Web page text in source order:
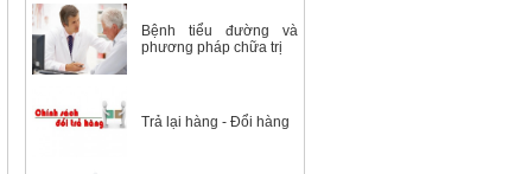
Instant
Máy tạo oxy 3 lít 7F-3E Yuwell
Máy tạo oxy 5 lít/ phút Yuwell 7F-5
Nhiệt Kế Ẩm Kế Tự Ghi Elitech RC-4HC
Giường đa chức năng 2 tay quay
XE LĂN ĐIỆN A95 AKIKO
Bệnh tiểu đường và
phương pháp chữa trị
Trả lại hàng - Đổi hàng